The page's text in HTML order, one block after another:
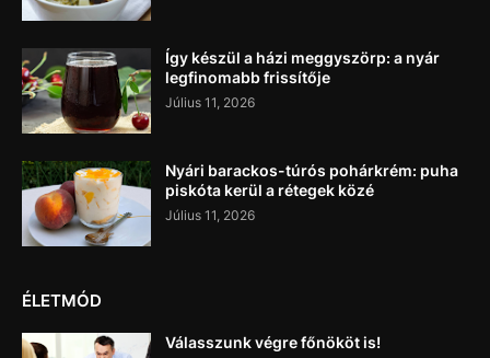
Így készül a házi meggyszörp: a nyár
legfinomabb frissítője
Július 11, 2026
Nyári barackos-túrós pohárkrém: puha
piskóta kerül a rétegek közé
Július 11, 2026
ÉLETMÓD
Válasszunk végre főnököt is!